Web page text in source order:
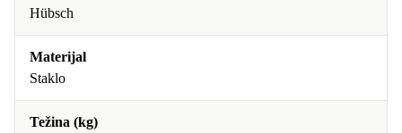
Hübsch
Materijal
Staklo
Težina (kg)